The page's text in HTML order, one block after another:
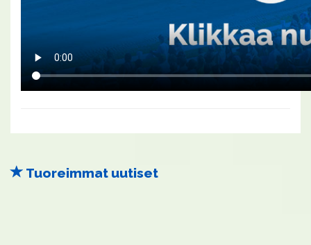
Tuoreimmat uutiset